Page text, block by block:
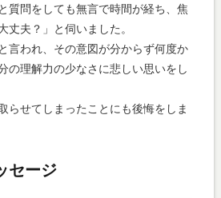
質問をしても無言で時間が経ち、焦
丈夫？」と伺いました。
言われ、その意図が分からず何度か
の理解力の少なさに悲しい思いをし
らせてしまったことにも後悔をしま
セージ